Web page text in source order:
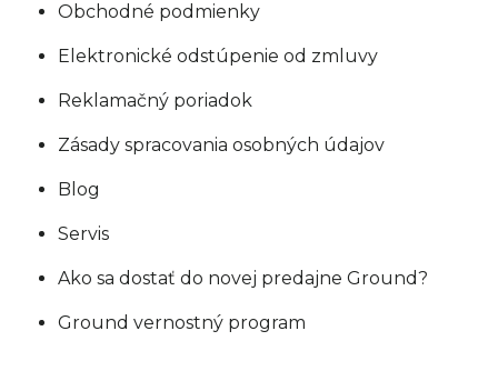
Obchodné podmienky
Elektronické odstúpenie od zmluvy
Reklamačný poriadok
Zásady spracovania osobných údajov
Blog
Servis
Ako sa dostať do novej predajne Ground?
Ground vernostný program